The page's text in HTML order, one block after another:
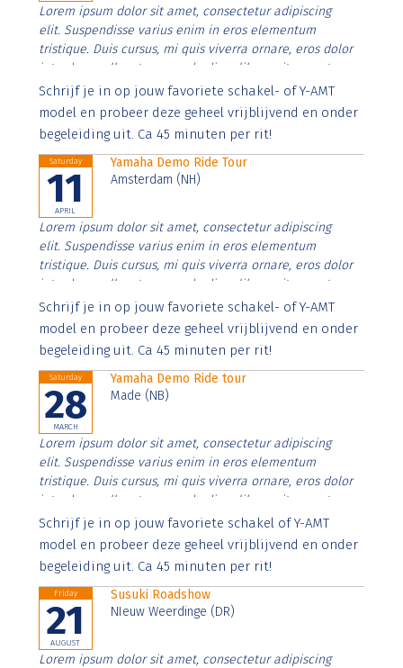
Lorem ipsum dolor sit amet, consectetur adipiscing
elit. Suspendisse varius enim in eros elementum
tristique. Duis cursus, mi quis viverra ornare, eros dolor
interdum nulla, ut commodo diam libero vitae erat.
Aenean faucibus nibh et justo cursus id rutrum lorem
imperdiet. Nunc ut sem vitae risus tristique posuere.
Schrijf je in op jouw favoriete schakel- of Y-AMT
model en probeer deze geheel vrijblijvend en onder
begeleiding uit. Ca 45 minuten per rit!
Saturday
11
APRIL
Yamaha Demo Ride Tour
Amsterdam (NH)
Lorem ipsum dolor sit amet, consectetur adipiscing
elit. Suspendisse varius enim in eros elementum
tristique. Duis cursus, mi quis viverra ornare, eros dolor
interdum nulla, ut commodo diam libero vitae erat.
Aenean faucibus nibh et justo cursus id rutrum lorem
imperdiet. Nunc ut sem vitae risus tristique posuere.
Schrijf je in op jouw favoriete schakel- of Y-AMT
model en probeer deze geheel vrijblijvend en onder
begeleiding uit. Ca 45 minuten per rit!
Saturday
28
MARCH
Yamaha Demo Ride tour
Made (NB)
Lorem ipsum dolor sit amet, consectetur adipiscing
elit. Suspendisse varius enim in eros elementum
tristique. Duis cursus, mi quis viverra ornare, eros dolor
interdum nulla, ut commodo diam libero vitae erat.
Aenean faucibus nibh et justo cursus id rutrum lorem
imperdiet. Nunc ut sem vitae risus tristique posuere.
Schrijf je in op jouw favoriete schakel of Y-AMT
model en probeer deze geheel vrijblijvend en onder
begeleiding uit. Ca 45 minuten per rit!
Friday
21
AUGUST
Susuki Roadshow
NIeuw Weerdinge (DR)
Lorem ipsum dolor sit amet, consectetur adipiscing